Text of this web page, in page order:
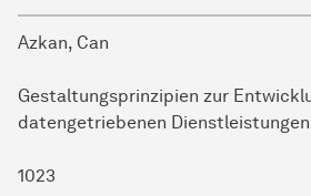
Azkan, Can
Gestaltungsprinzipien zur
datengetriebenen Dienstleistungen
1023